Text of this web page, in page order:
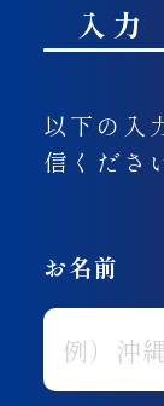
入力
以下の入
信くださ
お名前